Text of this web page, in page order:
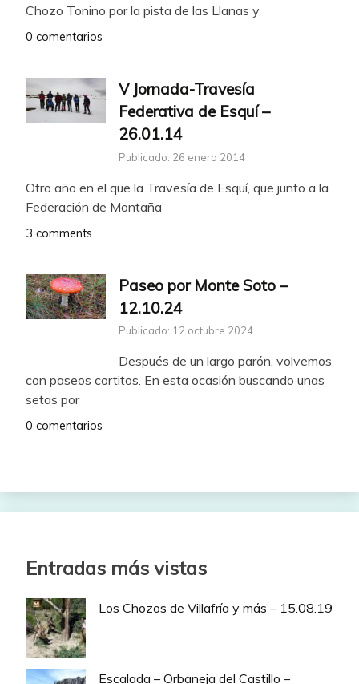
Chozo Tonino por la pista de las Llanas y
0 comentarios
V Jornada-Travesía
Federativa de Esquí –
26.01.14
Publicado: 26 enero 2014
Otro año en el que la Travesía de Esquí, que junto a la
Federación de Montaña
3 comments
Paseo por Monte Soto –
12.10.24
Publicado: 12 octubre 2024
Después de un largo parón, volvemos
con paseos cortitos. En esta ocasión buscando unas
setas por
0 comentarios
Entradas más vistas
Los Chozos de Villafría y más – 15.08.19
Escalada – Orbaneja del Castillo –